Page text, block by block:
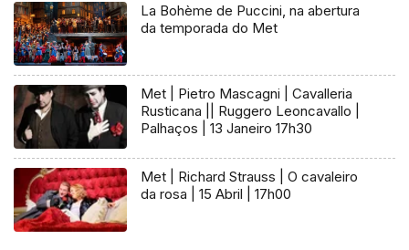
La Bohème de Puccini, na abertura
da temporada do Met
Met | Pietro Mascagni | Cavalleria
Rusticana || Ruggero Leoncavallo |
Palhaços | 13 Janeiro 17h30
Met | Richard Strauss | O cavaleiro
da rosa | 15 Abril | 17h00